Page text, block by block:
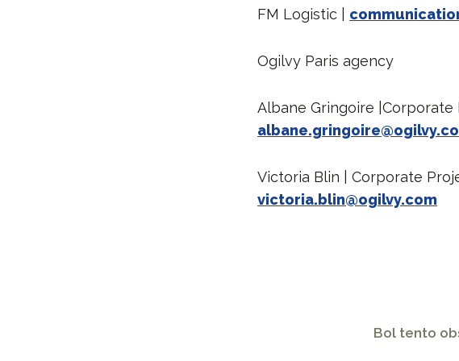
FM Logistic |
Ogilvy Paris agency
Albane Gringoire |Corporate
Victoria Blin | Corporate
victoria.blin@ogilvy.com
Bol tento